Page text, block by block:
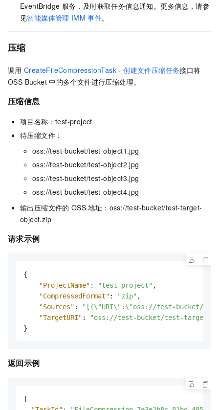
EventBridge 服务，及时获取任务信息通知。更多信息，请参
见智能媒体管理 IMM 事件。
压缩
调用 CreateFileCompressionTask - 创建文件压缩任务接口将
OSS Bucket 中的多个文件进行压缩处理。
压缩信息
项目名称：test-project
待压缩文件：
oss://test-bucket/test-object1.jpg
oss://test-bucket/test-object2.jpg
oss://test-bucket/test-object3.jpg
oss://test-bucket/test-object4.jpg
输出压缩文件的 OSS 地址：oss://test-bucket/test-target-
object.zip
请求示例
{
"ProjectName" : "test-project" ,
"CompressedFormat" : "zip" ,
"Sources" :
"[{\"URI\":\"oss://test-bucket/
"TargetURI" :
"oss://test-bucket/test-target-
}
返回示例
{